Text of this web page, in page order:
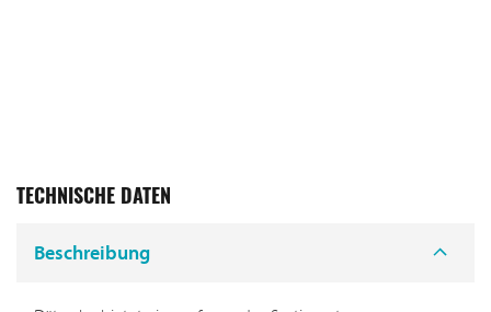
TECHNISCHE DATEN
Beschreibung